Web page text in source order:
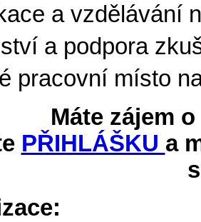
a vzdělávání
a podpora
pracovní místo
Máte zájem
PŘIHLÁŠKU a